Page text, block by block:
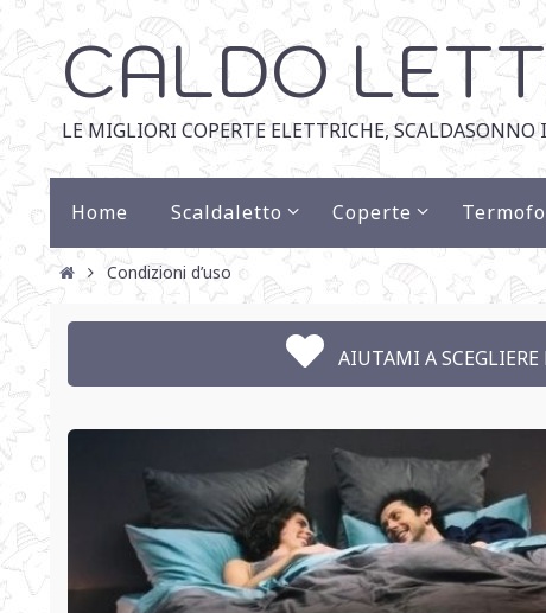
CALDO
LE MIGLIORI COPERTE ELETTRICHE,
Home Scaldaletto Coperte
Condizioni d’uso
AIUTAMI A SCEGLIERE